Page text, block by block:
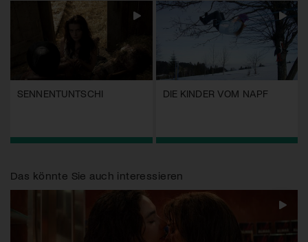
SENNENTUNTSCHI DIE KINDER VOM NAPF
Das könnte Sie auch interessieren